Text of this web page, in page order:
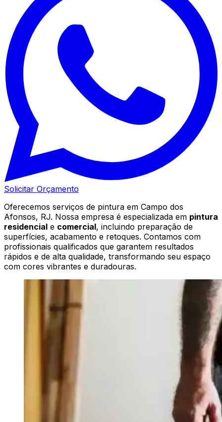
Solicitar Orçamento
Oferecemos serviços de pintura em Campo dos
Afonsos, RJ. Nossa empresa é especializada em pintura
residencial e comercial, incluindo preparação de
superfícies, acabamento e retoques. Contamos com
profissionais qualificados que garantem resultados
rápidos e de alta qualidade, transformando seu espaço
com cores vibrantes e duradouras.